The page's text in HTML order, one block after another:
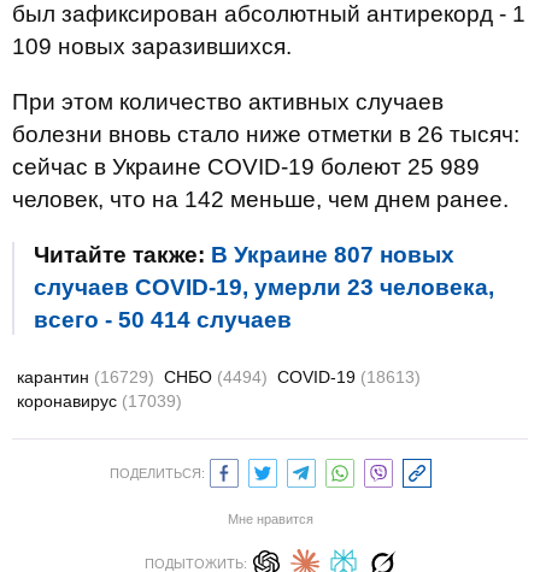
был зафиксирован абсолютный антирекорд - 1
109 новых заразившихся.
При этом количество активных случаев
болезни вновь стало ниже отметки в 26 тысяч:
сейчас в Украине COVID-19 болеют 25 989
человек, что на 142 меньше, чем днем ранее.
Читайте также: В Украине 807 новых
случаев COVID-19, умерли 23 человека,
всего - 50 414 случаев
карантин (16729) СНБО (4494) COVID-19 (18613)
коронавирус (17039)
ПОДЕЛИТЬСЯ:
Мне нравится
ПОДЫТОЖИТЬ: